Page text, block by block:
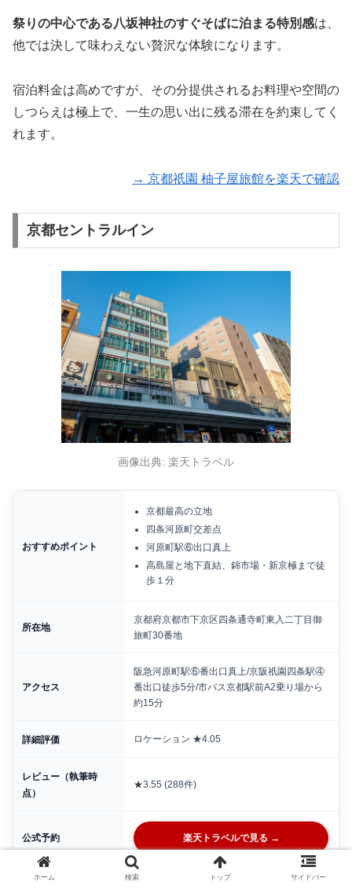
祭りの中心である八坂神社のすぐそばに泊まる特別感は、
他では決して味わえない贅沢な体験になります。
宿泊料金は高めですが、その分提供されるお料理や空間の
しつらえは極上で、一生の思い出に残る滞在を約束してく
れます。
→ 京都祇園 柚子屋旅館を楽天で確認
京都セントラルイン
画像出典: 楽天トラベル
おすすめポイント
京都最高の立地
四条河原町交差点
河原町駅⑥出口真上
高島屋と地下直結、錦市場・新京極まで徒
歩１分
所在地
京都府京都市下京区四条通寺町東入二丁目御
旅町30番地
アクセス
阪急河原町駅⑥番出口真上/京阪祇園四条駅④
番出口徒歩5分/市バス京都駅前A2乗り場から
約15分
詳細評価 ロケーション ★4.05
レビュー（執筆時
点）
★3.55 (288件)
公式予約 楽天トラベルで見る →
ホーム 検索 トップ サイドバー